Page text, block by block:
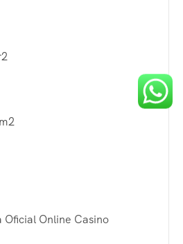
Oficial Online Casino